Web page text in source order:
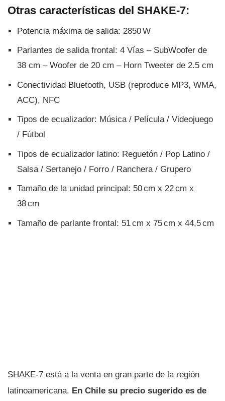
Otras caracterí­sticas del SHAKE-7:
Potencia máxima de salida: 2850 W
Parlantes de salida frontal: 4 Ví­as – SubWoofer de
38 cm – Woofer de 20 cm – Horn Tweeter de 2.5 cm
Conectividad Bluetooth, USB (reproduce MP3, WMA,
ACC), NFC
Tipos de ecualizador: Música / Pelí­cula / Videojuego
/ Fútbol
Tipos de ecualizador latino: Reguetón / Pop Latino /
Salsa / Sertanejo / Forro / Ranchera / Grupero
Tamaño de la unidad principal: 50 cm x 22 cm x
38 cm
Tamaño de parlante frontal: 51 cm x 75 cm x 44,5 cm
SHAKE-7 está a la venta en gran parte de la región
latinoamericana. En Chile su precio sugerido es de